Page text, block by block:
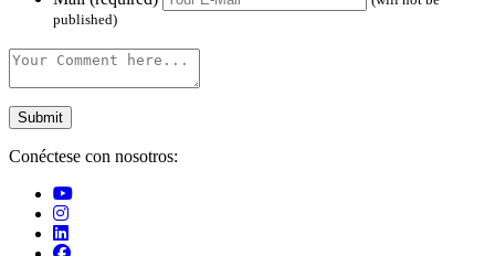
published)
Conéctese con nosotros: